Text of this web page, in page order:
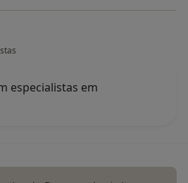
especialistas em